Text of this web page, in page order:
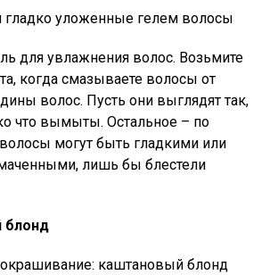
для увлажнения волос. Возьмите
когда смазываете волосы от
волос. Пусть они выглядят так,
что вымыты. Остальное – по
могут быть гладкими или
лишь бы блестели
блонд